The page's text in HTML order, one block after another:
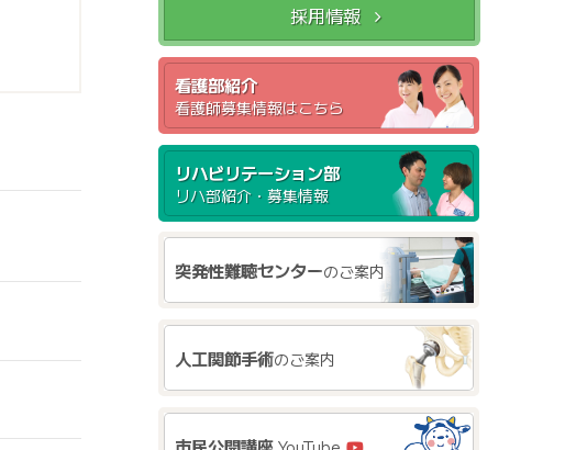
採用情報
看護部紹介
看護師募集情報はこちら
リハビリテーション部
リハ部紹介・募集情報
突発性難聴センターのご案内
人工関節手術のご案内